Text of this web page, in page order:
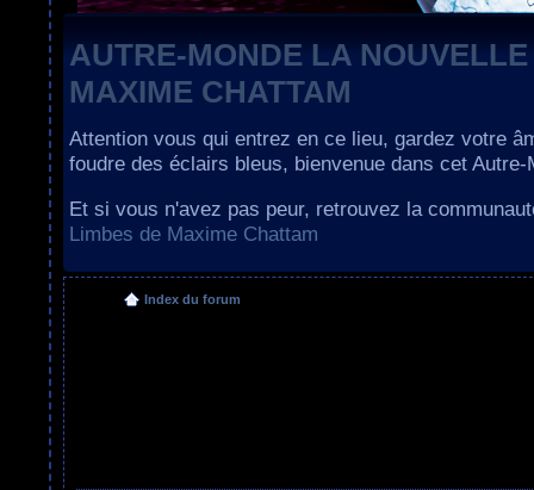
AUTRE-MONDE LA
MAXIME CHATTAM
Attention vous qui entrez en ce lieu, gardez votre
foudre des éclairs bleus, bienvenue dans cet Autre-
Et si vous n'avez pas peur, retrouvez la
Limbes de Maxime Chattam
Index du forum